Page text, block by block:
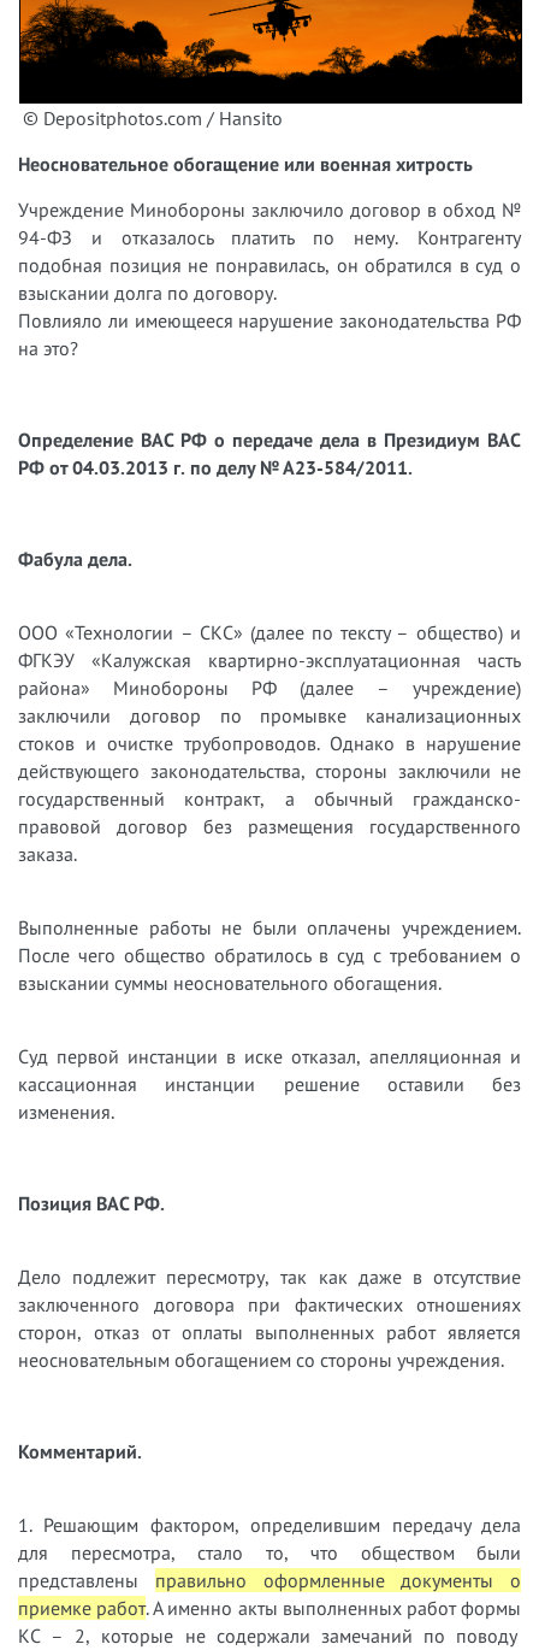
© Depositphotos.com / Hansito
Неосновательное обогащение или военная хитрость
Учреждение Минобороны заключило договор в обход №
94-ФЗ и отказалось платить по нему. Контрагенту
подобная позиция не понравилась, он обратился в суд о
взыскании долга по договору.
Повлияло ли имеющееся нарушение законодательства РФ
на это?
Определение ВАС РФ о передаче дела в Президиум ВАС
РФ от 04.03.2013 г. по делу № А23-584/2011.
Фабула дела.
ООО «Технологии – СКС» (далее по тексту – общество) и
ФГКЭУ «Калужская квартирно-эксплуатационная часть
района» Минобороны РФ (далее – учреждение)
заключили договор по промывке канализационных
стоков и очистке трубопроводов. Однако в нарушение
действующего законодательства, стороны заключили не
государственный контракт, а обычный гражданско-
правовой договор без размещения государственного
заказа.
Выполненные работы не были оплачены учреждением.
После чего общество обратилось в суд с требованием о
взыскании суммы неосновательного обогащения.
Суд первой инстанции в иске отказал, апелляционная и
кассационная инстанции решение оставили без
изменения.
Позиция ВАС РФ.
Дело подлежит пересмотру, так как даже в отсутствие
заключенного договора при фактических отношениях
сторон, отказ от оплаты выполненных работ является
неосновательным обогащением со стороны учреждения.
Комментарий.
1. Решающим фактором, определившим передачу дела
для пересмотра, стало то, что обществом были
представлены правильно оформленные документы о
приемке работ. А именно акты выполненных работ формы
КС – 2, которые не содержали замечаний по поводу